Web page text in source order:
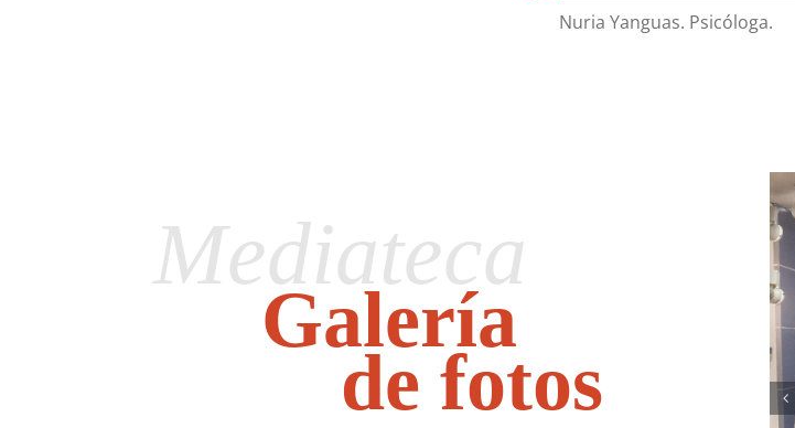
Nuria Yanguas. Psicóloga.
Mediateca
Galería
de fotos